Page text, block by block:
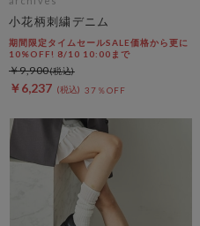
小花柄刺繍デニム
期間限定タイムセールSALE価格から更に
10%OFF! 8/10 10:00まで
￥6,237 37％OFF
￥9,900